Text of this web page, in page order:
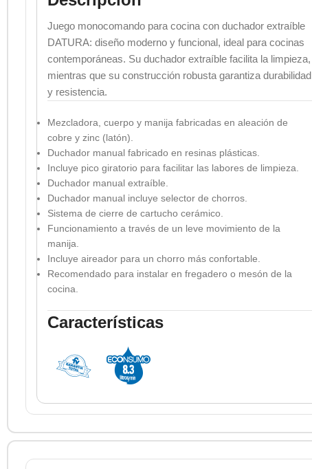
Juego monocomando para cocina con duchador extraíble
DATURA: diseño moderno y funcional, ideal para cocinas
contemporáneas. Su duchador extraíble facilita la limpieza,
mientras que su construcción robusta garantiza durabilidad
y resistencia.
Mezcladora, cuerpo y manija fabricadas en aleación de
cobre y zinc (latón).
Duchador manual fabricado en resinas plásticas.
Incluye pico giratorio para facilitar las labores de limpieza.
Duchador manual extraíble.
Duchador manual incluye selector de chorros.
Sistema de cierre de cartucho cerámico.
Funcionamiento a través de un leve movimiento de la
manija.
Incluye aireador para un chorro más confortable.
Recomendado para instalar en fregadero o mesón de la
cocina.
Características